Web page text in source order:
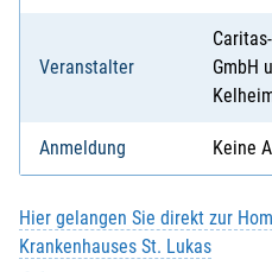
Veranstalter
GmbH
Anmeldung Keine
Hier gelangen Sie direkt zur
Krankenhauses St. Lukas